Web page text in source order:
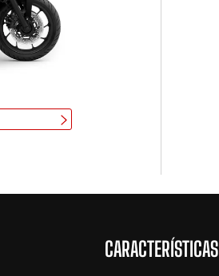
CARACTERÍSTICAS